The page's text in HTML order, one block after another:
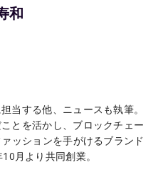
和
当する他、ニュースも執筆。
とを活かし、ブロックチェー
ッションを手がけるブランド
月より共同創業。